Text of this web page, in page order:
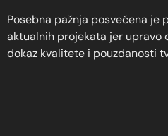
Posebna pažnja posvećena je
aktualnih projekata jer upravo
dokaz kvalitete i pouzdanosti